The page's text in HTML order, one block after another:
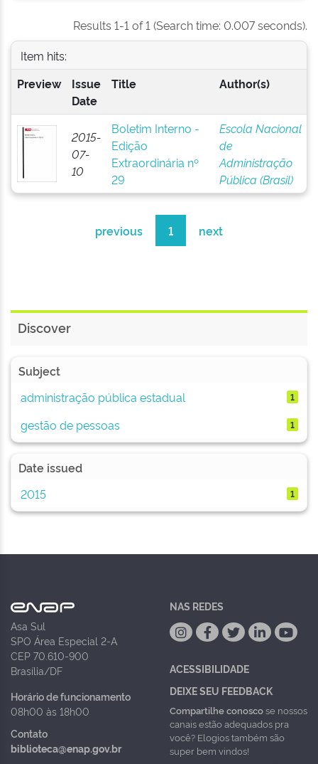
Results 1-1 of 1 (Search time: 0.007 seconds).
Item hits:
Preview
Issue
Date
Title Author(s)
2015-
07-
10
Boletim Interno -
Edição
Extraordinária nº
29
Escola Nacional
de
Administração
Pública (Brasil)
previous 1 next
Discover
Subject
administração pública estadual
1
gestão de pessoas 1
Date issued
2015
1
Asa Sul
SPO Área Especial 2-A
CEP 70.610-900
Brasília/DF
Horário de funcionamento
08h00 às 18h00
Contato
biblioteca@enap.gov.br
NAS REDES
ACESSIBILIDADE
DEIXE SEU FEEDBACK
Compartilhe conoscose nossos
canais estão adequados pra
você? Elogios também são
super bem vindos!